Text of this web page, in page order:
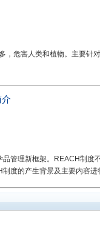
，危害人类和植物。主要针
管理新框架。REACH制度
度的产生背景及主要内容